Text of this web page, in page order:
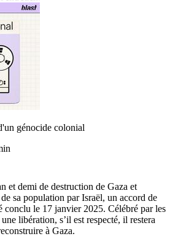
génocide colonial
et demi de destruction de Gaza et
de sa population par Israël, un accord de
conclu le 17 janvier 2025. Célébré par les
libération, s’il est respecté, il restera
à Gaza.